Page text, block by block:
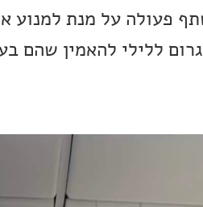
פעולה על מנת למנוע
ללילי להאמין שהם